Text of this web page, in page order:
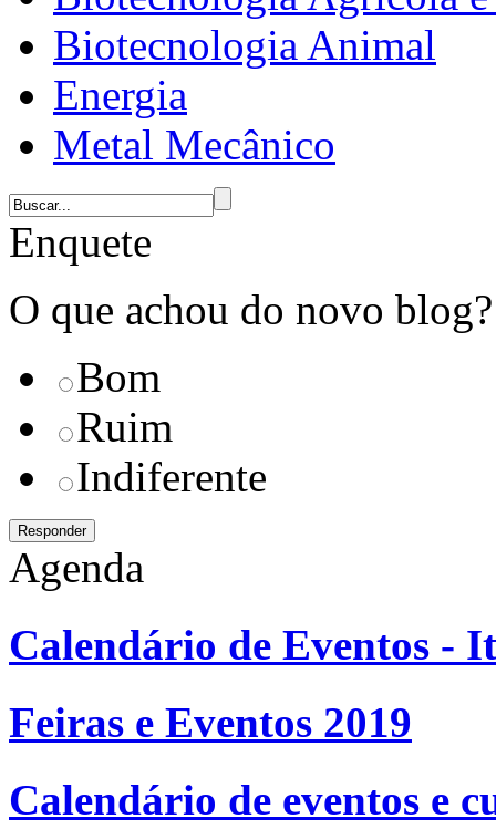
Biotecnologia Animal
Energia
Metal Mecânico
Enquete
O que achou do novo blog?
Bom
Ruim
Indiferente
Agenda
Calendário de Eventos -
Feiras e Eventos 2019
Calendário de eventos e